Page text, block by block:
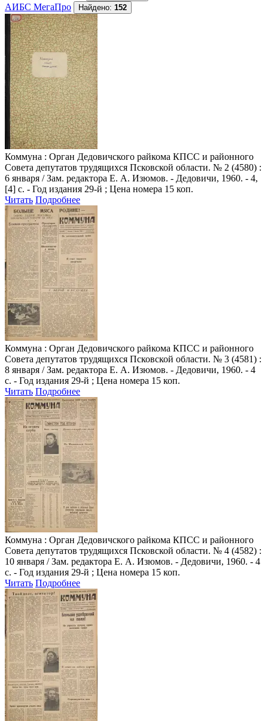
АИБС МегаПро
Найдено: 152
Коммуна : Орган Дедовичского райкома КПСС и районного
Совета депутатов трудящихся Псковской области. № 2 (4580) :
6 января / Зам. редактора Е. А. Изюмов. - Дедовичи, 1960. - 4,
[4] с. - Год издания 29-й ; Цена номера 15 коп.
Читать Подробнее
Коммуна : Орган Дедовичского райкома КПСС и районного
Совета депутатов трудящихся Псковской области. № 3 (4581) :
8 января / Зам. редактора Е. А. Изюмов. - Дедовичи, 1960. - 4
с. - Год издания 29-й ; Цена номера 15 коп.
Читать Подробнее
Коммуна : Орган Дедовичского райкома КПСС и районного
Совета депутатов трудящихся Псковской области. № 4 (4582) :
10 января / Зам. редактора Е. А. Изюмов. - Дедовичи, 1960. - 4
с. - Год издания 29-й ; Цена номера 15 коп.
Читать Подробнее